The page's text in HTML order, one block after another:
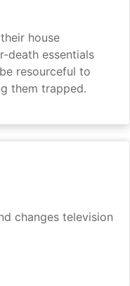
house
death essentials
resourceful to
them trapped.
changes television